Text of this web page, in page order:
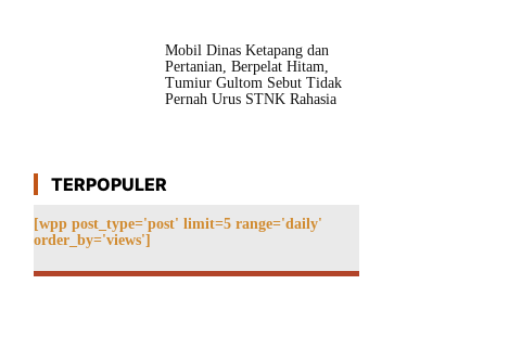
Mobil Dinas Ketapang dan
Pertanian, Berpelat Hitam,
Tumiur Gultom Sebut Tidak
Pernah Urus STNK Rahasia
TERPOPULER
[wpp post_type='post' limit=5 range='daily'
order_by='views']